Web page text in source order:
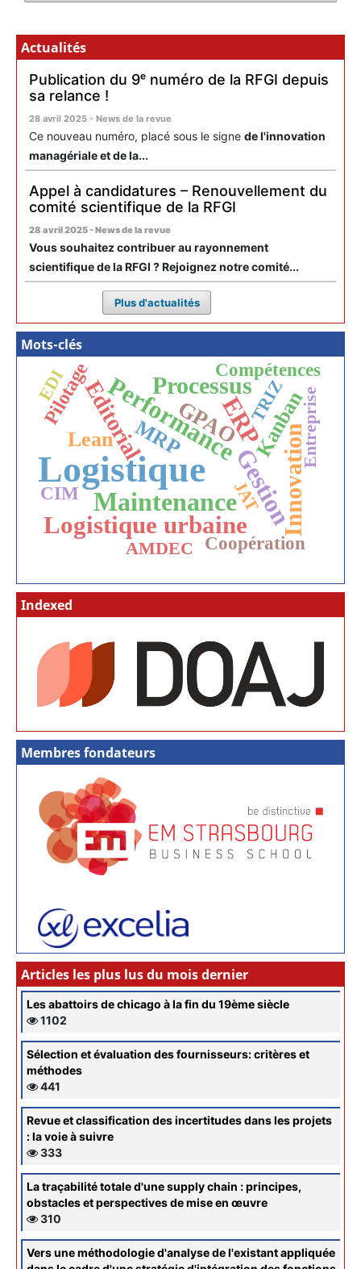
Actualités
Publication du 9ᵉ numéro de la RFGI depuis
sa relance !
28 avril 2025 - News de la revue
Ce nouveau numéro, placé sous le signe de l'innovation
managériale et de la...
Appel à candidatures – Renouvellement du
comité scientifique de la RFGI
28 avril 2025 - News de la revue
Vous souhaitez contribuer au rayonnement
scientifique de la RFGI ? Rejoignez notre comité...
Plus d'actualités
Mots-clés
Logistique
MaintenanceGestion
ERP
Logistique urbaine
Performance
Processus
Innovation
Editorial GPAO Kanban
MRP
Lean
Pilotage
CIM
Coopération
Compétences
TRIZ
EDI
JAT
AMDEC
Entreprise
Indexed
Membres fondateurs
Articles les plus lus du mois dernier
Les abattoirs de chicago à la fin du 19ème siècle
1102
Sélection et évaluation des fournisseurs: critères et
méthodes
441
Revue et classification des incertitudes dans les projets
: la voie à suivre
333
La traçabilité totale d'une supply chain : principes,
obstacles et perspectives de mise en œuvre
310
Vers une méthodologie d'analyse de l'existant appliquée